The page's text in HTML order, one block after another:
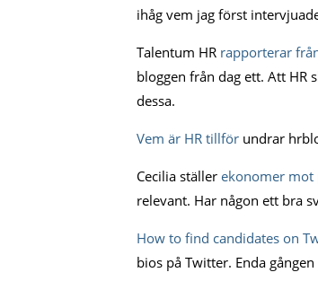
ihåg vem jag först
Talentum HR rapporterar
bloggen från dag ett. Att HR
dessa.
Vem är HR tillför undrar
Cecilia ställer ekonomer mot
relevant. Har någon ett bra
How to find candidates on
bios på Twitter. Enda